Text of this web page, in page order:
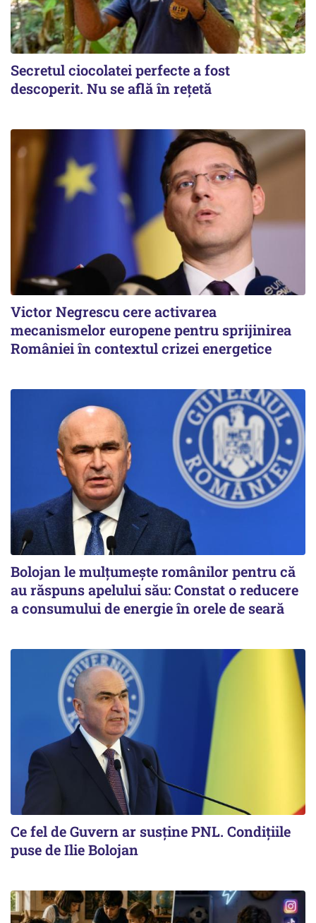
Secretul ciocolatei perfecte a fost
descoperit. Nu se află în rețetă
Victor Negrescu cere activarea
mecanismelor europene pentru sprijinirea
României în contextul crizei energetice
Bolojan le mulțumește românilor pentru că
au răspuns apelului său: Constat o reducere
a consumului de energie în orele de seară
Ce fel de Guvern ar susține PNL. Condițiile
puse de Ilie Bolojan